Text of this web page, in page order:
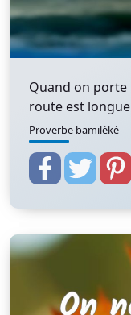
Quand on porte
route est
Proverbe bamiléké